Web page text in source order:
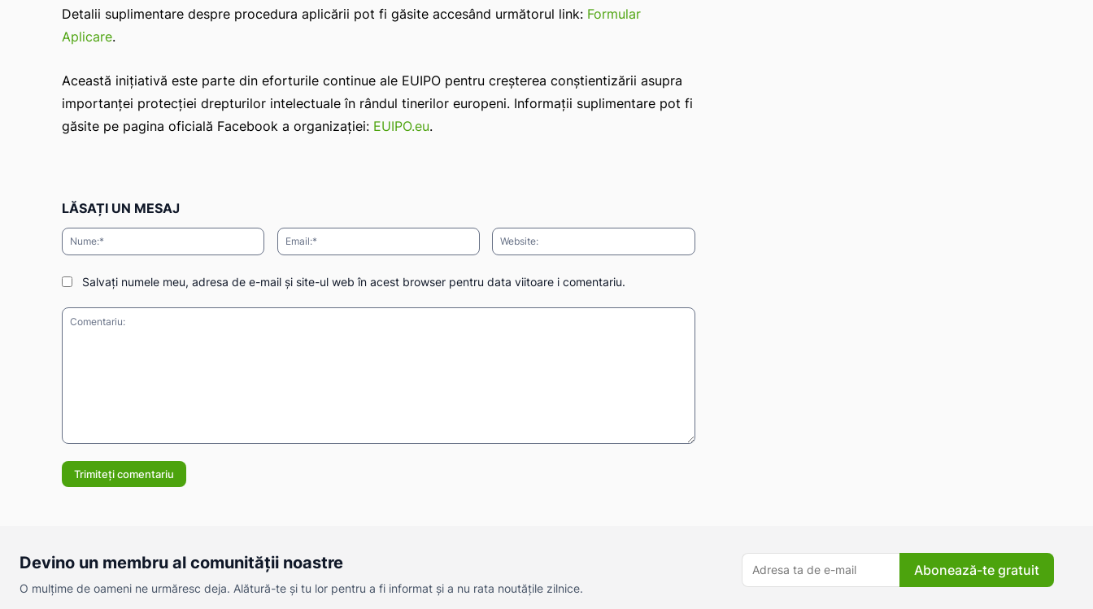
Detalii suplimentare despre procedura aplicării pot fi găsite accesând următorul link: Formular
Aplicare.
Această inițiativă este parte din eforturile continue ale EUIPO pentru creșterea conștientizării asupra
importanței protecției drepturilor intelectuale în rândul tinerilor europeni. Informații suplimentare pot fi
găsite pe pagina oficială Facebook a organizației: EUIPO.eu.
LĂSAȚI UN MESAJ
Nume:* Email:* Website:
Salvați numele meu, adresa de e-mail și site-ul web în acest browser pentru data viitoare i comentariu.
Devino un membru al comunității noastre
O mulțime de oameni ne urmăresc deja. Alătură-te și tu lor pentru a fi informat și a nu rata noutățile zilnice.
Abonează-te gratuit